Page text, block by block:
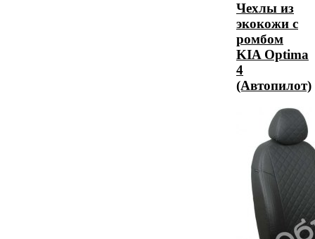
Чехлы из
экокожи с
ромбом
KIA Optima
4
(Автопилот)